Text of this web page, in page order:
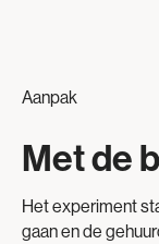
Aanpak
Met de
Het experiment
gaan en de